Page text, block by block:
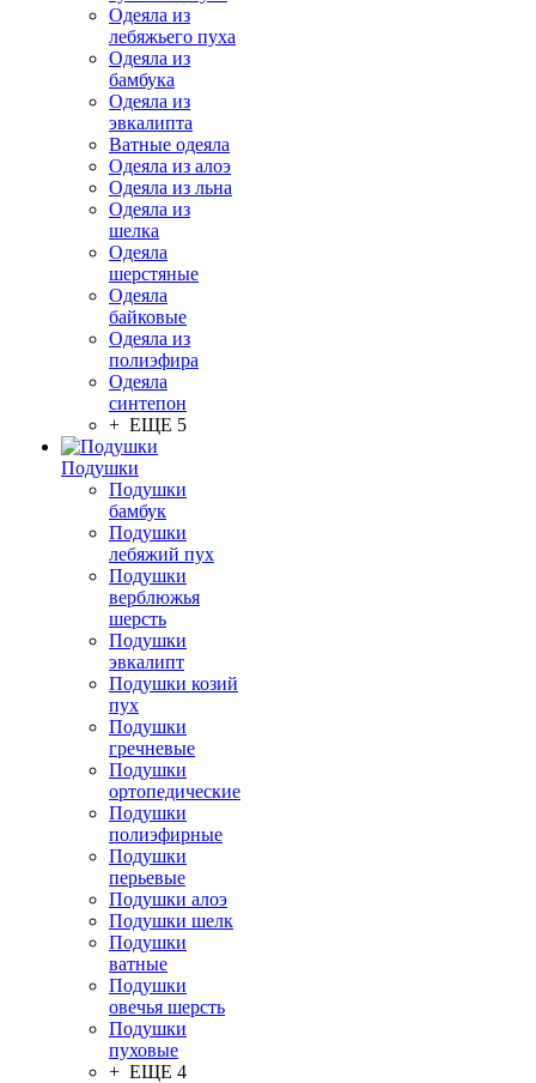
Одеяла из
лебяжьего пуха
Одеяла из
бамбука
Одеяла из
эвкалипта
Ватные одеяла
Одеяла из алоэ
Одеяла из льна
Одеяла из
шелка
Одеяла
шерстяные
Одеяла
байковые
Одеяла из
полиэфира
Одеяла
синтепон
+ ЕЩЕ 5
Подушки
Подушки
бамбук
Подушки
лебяжий пух
Подушки
верблюжья
шерсть
Подушки
эвкалипт
Подушки козий
пух
Подушки
гречневые
Подушки
ортопедические
Подушки
полиэфирные
Подушки
перьевые
Подушки алоэ
Подушки шелк
Подушки
ватные
Подушки
овечья шерсть
Подушки
пуховые
+ ЕЩЕ 4